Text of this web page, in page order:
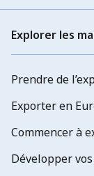
Explorer les
Prendre de
Exporter en
Commencer à
Développer